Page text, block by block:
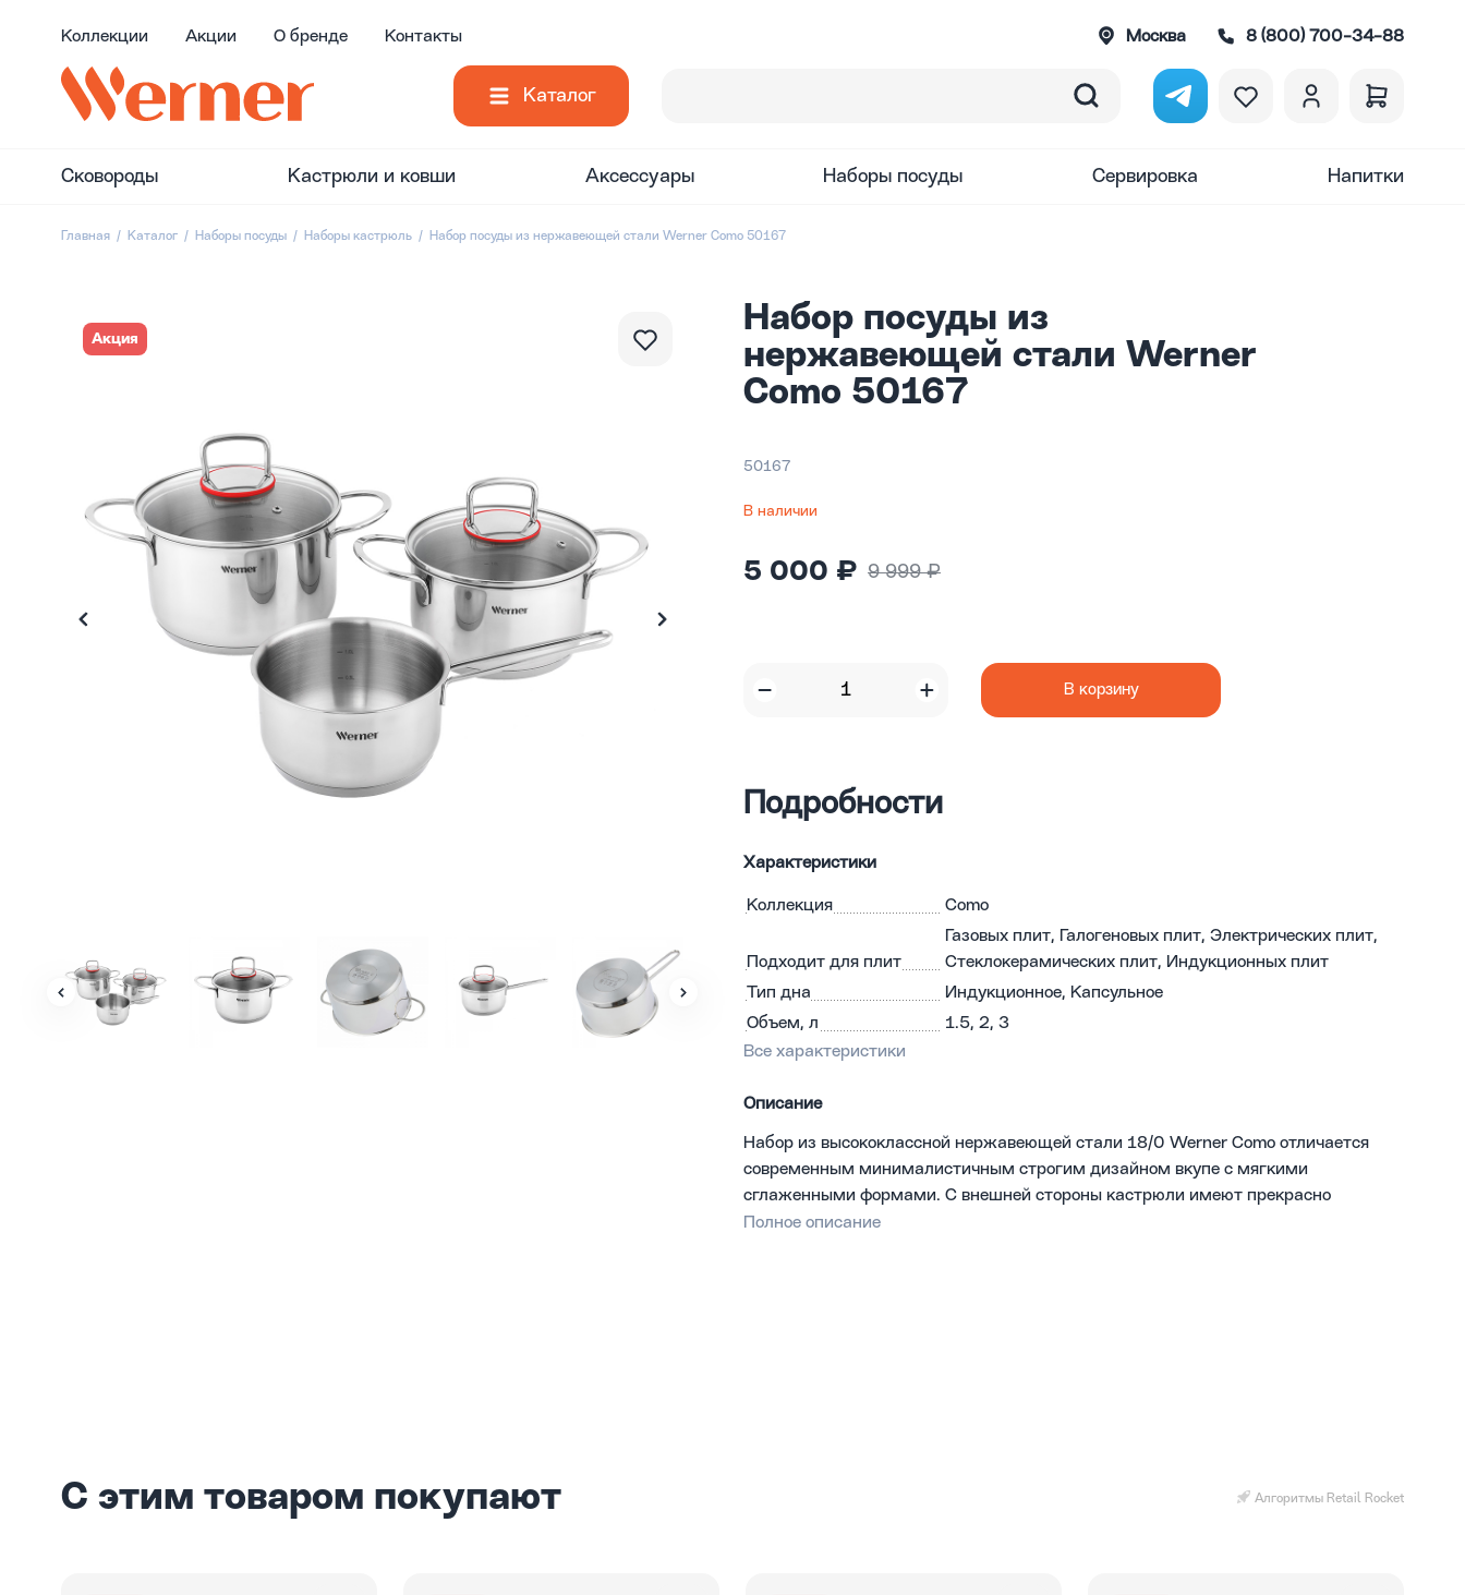
Коллекции Акции О бренде Контакты Москва 8 (800) 700-34-88
Каталог
Сковороды Кастрюли и ковши Аксессуары Наборы посуды Сервировка Напитки
Главная Каталог Наборы посуды Наборы кастрюль Набор посуды из нержавеющей стали Werner Como 50167
Акция
Набор посуды из
нержавеющей стали Werner
Como 50167
50167
В наличии
5 000 ₽ 9 999 ₽
В корзину
Подробности
Характеристики
Коллекция Como
Подходит для плит
Газовых плит, Галогеновых плит, Электрических плит,
Стеклокерамических плит, Индукционных плит
Тип дна
Индукционное, Капсульное
Объем, л
1.5, 2, 3
Все характеристики
Описание
Набор из высококлассной нержавеющей стали 18/0 Werner Como отличается
современным минималистичным строгим дизайном вкупе с мягкими
сглаженными формами. С внешней стороны кастрюли имеют прекрасно
отполированную зеркальную поверхность.
Полное описание
С этим товаром покупают Алгоритмы Retail Rocket